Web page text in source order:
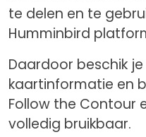
te delen en te
Humminbird
Daardoor beschik
kaartinformatie en
Follow the Contour
volledig bruikbaar.